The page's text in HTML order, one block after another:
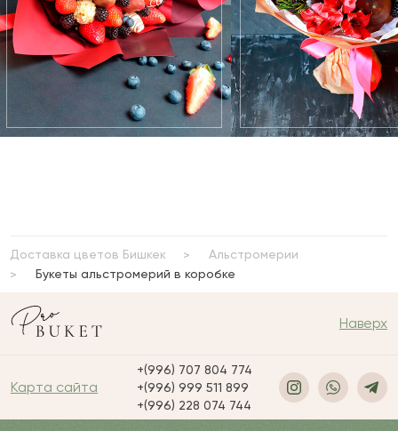
Доставка цветов Бишкек
Альстромерии
Букеты альстромерий в коробке
Наверх
Карта сайта
+(996) 707 804 774
+(996) 999 511 899
+(996) 228 074 744